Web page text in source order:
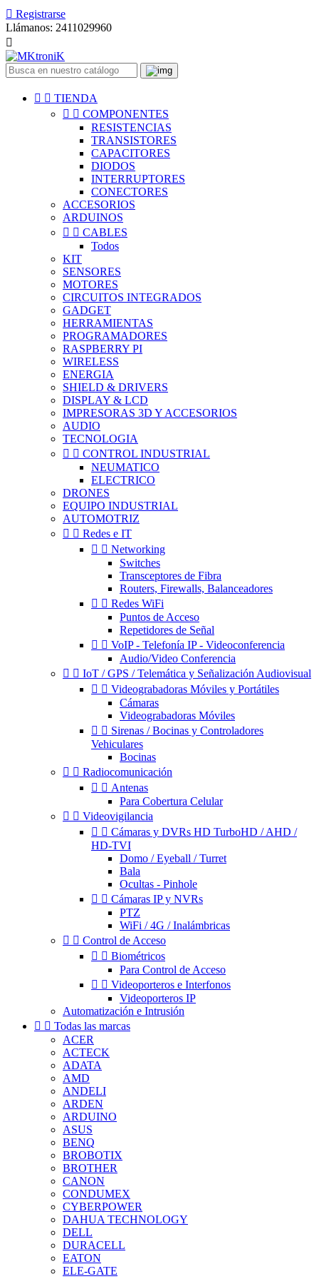
 Registrarse
Llámanos: 2411029960

  TIENDA
  COMPONENTES
RESISTENCIAS
TRANSISTORES
CAPACITORES
DIODOS
INTERRUPTORES
CONECTORES
ACCESORIOS
ARDUINOS
  CABLES
Todos
KIT
SENSORES
MOTORES
CIRCUITOS INTEGRADOS
GADGET
HERRAMIENTAS
PROGRAMADORES
RASPBERRY PI
WIRELESS
ENERGIA
SHIELD & DRIVERS
DISPLAY & LCD
IMPRESORAS 3D Y ACCESORIOS
AUDIO
TECNOLOGIA
  CONTROL INDUSTRIAL
NEUMATICO
ELECTRICO
DRONES
EQUIPO INDUSTRIAL
AUTOMOTRIZ
  Redes e IT
  Networking
Switches
Transceptores de Fibra
Routers, Firewalls, Balanceadores
  Redes WiFi
Puntos de Acceso
Repetidores de Señal
  VoIP - Telefonía IP - Videoconferencia
Audio/Video Conferencia
  IoT / GPS / Telemática y Señalización Audiovisual
  Videograbadoras Móviles y Portátiles
Cámaras
Videograbadoras Móviles
  Sirenas / Bocinas y Controladores
Vehiculares
Bocinas
  Radiocomunicación
  Antenas
Para Cobertura Celular
  Videovigilancia
  Cámaras y DVRs HD TurboHD / AHD /
HD-TVI
Domo / Eyeball / Turret
Bala
Ocultas - Pinhole
  Cámaras IP y NVRs
PTZ
WiFi / 4G / Inalámbricas
  Control de Acceso
  Biométricos
Para Control de Acceso
  Videoporteros e Interfonos
Videoporteros IP
Automatización e Intrusión
  Todas las marcas
ACER
ACTECK
ADATA
AMD
ANDELI
ARDEN
ARDUINO
ASUS
BENQ
BROBOTIX
BROTHER
CANON
CONDUMEX
CYBERPOWER
DAHUA TECHNOLOGY
DELL
DURACELL
EATON
ELE-GATE